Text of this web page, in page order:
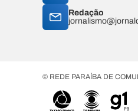
Redação
© REDE PARAÍBA DE